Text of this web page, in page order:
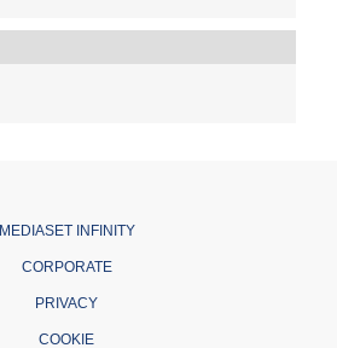
MEDIASET INFINITY
CORPORATE
PRIVACY
COOKIE